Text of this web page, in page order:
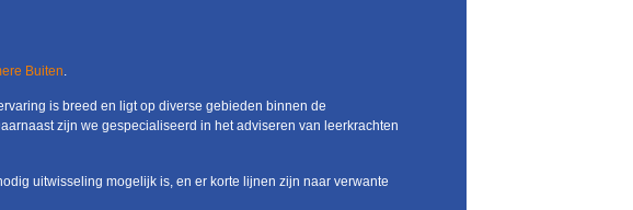
Buiten.
is breed en ligt op diverse gebieden binnen de
zijn we gespecialiseerd in het adviseren van leerkrachten
uitwisseling mogelijk is, en er korte lijnen zijn naar verwante